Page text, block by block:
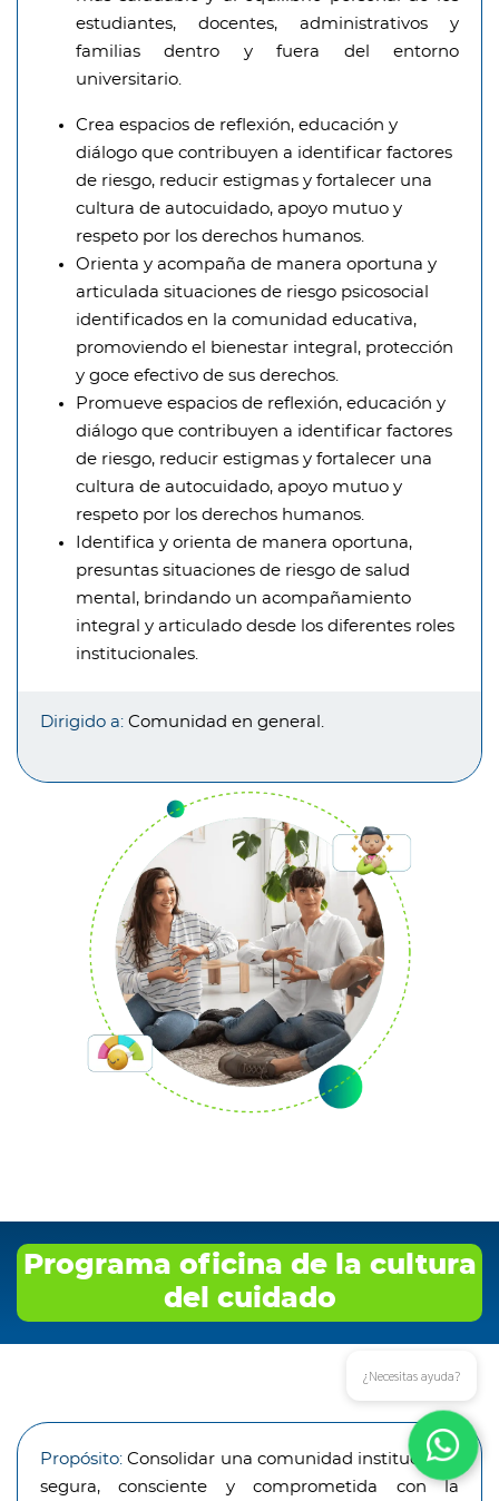
estudiantes, docentes, administrativos y
familias dentro y fuera del entorno
universitario.
Crea espacios de reflexión, educación y
diálogo que contribuyen a identificar factores
de riesgo, reducir estigmas y fortalecer una
cultura de autocuidado, apoyo mutuo y
respeto por los derechos humanos.
Orienta y acompaña de manera oportuna y
articulada situaciones de riesgo psicosocial
identificados en la comunidad educativa,
promoviendo el bienestar integral, protección
y goce efectivo de sus derechos.
Promueve espacios de reflexión, educación y
diálogo que contribuyen a identificar factores
de riesgo, reducir estigmas y fortalecer una
cultura de autocuidado, apoyo mutuo y
respeto por los derechos humanos.
Identifica y orienta de manera oportuna,
presuntas situaciones de riesgo de salud
mental, brindando un acompañamiento
integral y articulado desde los diferentes roles
institucionales.
Dirigido a: Comunidad en general.
Programa oficina de la cultura
del cuidado
Propósito: Consolidar una comunidad institucional
segura, consciente y comprometida con la
¿Necesitas ayuda?